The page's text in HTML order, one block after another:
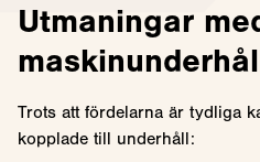
Utmaningar
Trots att fördelarna är tydliga
kopplade till underhåll: